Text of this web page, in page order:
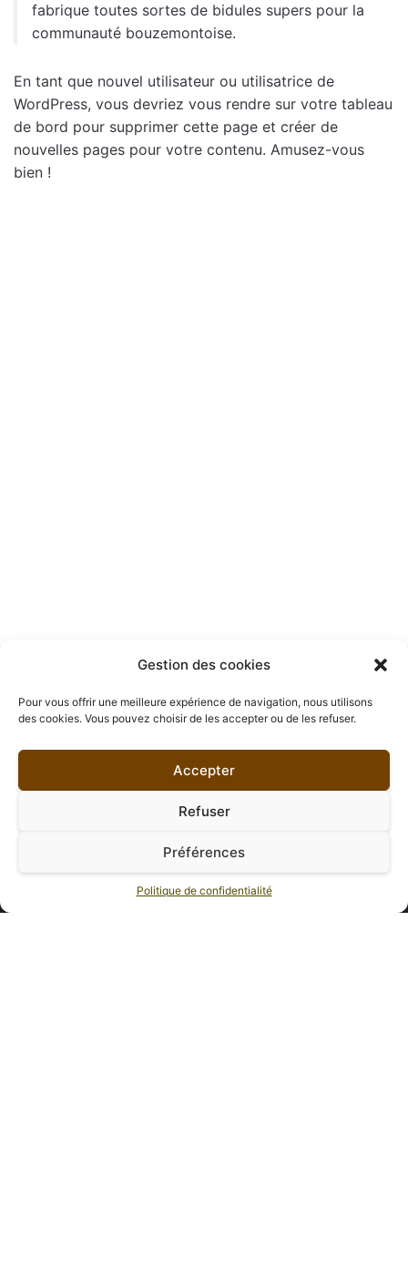
Gestion des cookies
Pour vous offrir une meilleure expérience de navigation, nous utilisons
des cookies. Vous pouvez choisir de les accepter ou de les refuser.
Accepter
Refuser
Préférences
Politique de confidentialité
fabrique toutes sortes de bidules supers pour la
communauté bouzemontoise.
En tant que nouvel utilisateur ou utilisatrice de
WordPress, vous devriez vous rendre sur votre tableau
de bord pour supprimer cette page et créer de
nouvelles pages pour votre contenu. Amusez-vous
bien !